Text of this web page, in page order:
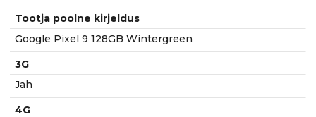
Tootja poolne kirjeldus
Google Pixel 9 128GB Wintergreen
3G
Jah
4G